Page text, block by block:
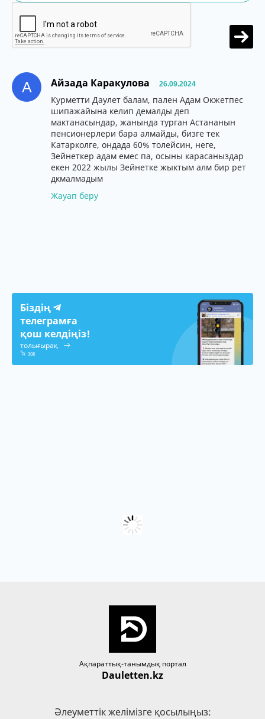
А Айзада Каракулова 26.09.2024
Курметти Даулет балам, пален Адам Окжетпес
шипажайына келип демалды деп
мактанасындар, жанында турган Астананын
пенсионерлери бара алмайды, бизге тек
Катарколге, ондада 60% толейсин, неге,
Зейнеткер адам емес па, осыны карасаныздар
екен 2022 жылы Зейнетке жыктым алм бир рет
дкмалмадым
Жауап беру
Біздің
телеграмға
қош келдіңіз!
толығырақ
308
Ақпараттық-танымдық портал
Dauletten.kz
Әлеуметтік желімізге қосылыңыз: